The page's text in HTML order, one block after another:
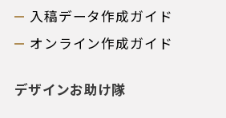
入稿データ作成ガイド
オンライン作成ガイド
デザインお助け隊